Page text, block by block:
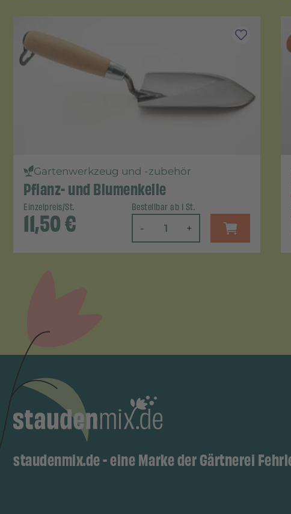
Gartenwerkzeug und -zubehör
Pflanz- und Blumenkelle
Einzelpreis/St.
11,50€
Bestellbar ab 1 St.
- +
staudenmix.de - eine Marke der Gärtnerei